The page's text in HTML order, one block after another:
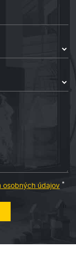
osobných údajov *